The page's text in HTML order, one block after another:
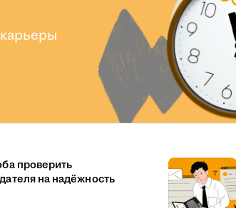
проверить
на надёжность